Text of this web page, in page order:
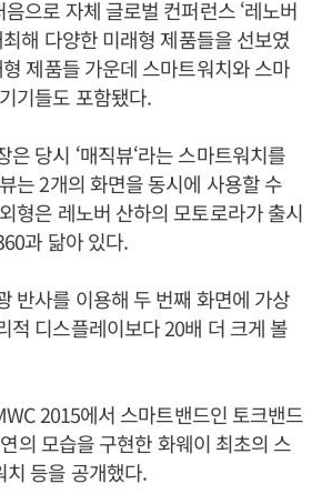
으로 자체 글로벌 컨퍼런스 ‘레노버
해 다양한 미래형 제품들을 선보였
제품들 가운데 스마트워치와 스마
기들도 포함됐다.
은 당시 ‘매직뷰‘라는 스마트워치를
는 2개의 화면을 동시에 사용할 수
형은 레노버 산하의 모토로라가 출시
과 닮아 있다.
반사를 이용해 두 번째 화면에 가상
적 디스플레이보다 20배 더 크게 볼
2015에서 스마트밴드인 토크밴드
의 모습을 구현한 화웨이 최초의 스
등을 공개했다.